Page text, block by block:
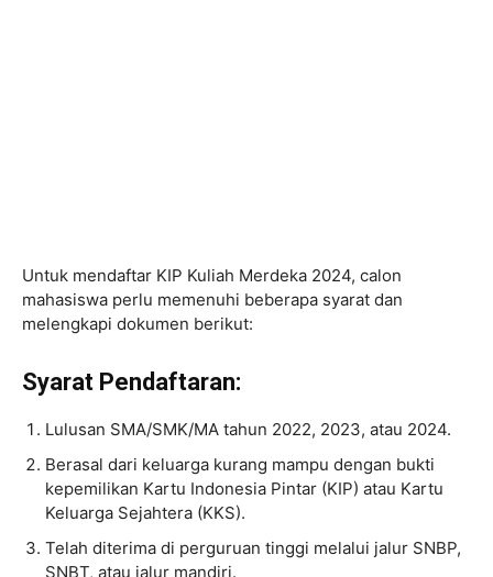
Untuk mendaftar KIP Kuliah Merdeka 2024, calon
mahasiswa perlu memenuhi beberapa syarat dan
melengkapi dokumen berikut:
Syarat Pendaftaran:
Lulusan SMA/SMK/MA tahun 2022, 2023, atau 2024.
Berasal dari keluarga kurang mampu dengan bukti
kepemilikan Kartu Indonesia Pintar (KIP) atau Kartu
Keluarga Sejahtera (KKS).
Telah diterima di perguruan tinggi melalui jalur SNBP,
SNBT, atau jalur mandiri.